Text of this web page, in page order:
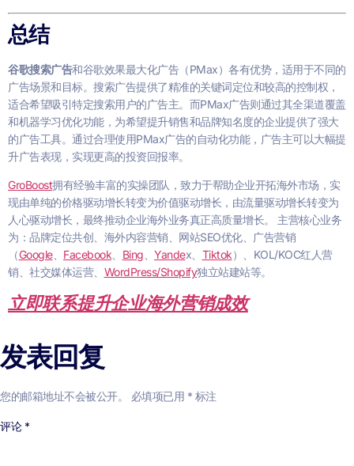
总结
谷歌搜索广告和谷歌效果最大化广告（PMax）各有优势，适用于不同的
广告场景和目标。搜索广告提供了精准的关键词定位和较高的控制权，
适合希望吸引特定搜索用户的广告主。而PMax广告则通过其全渠道覆盖
和机器学习优化功能，为希望提升销售和品牌知名度的企业提供了强大
的广告工具。通过合理使用PMax广告的自动化功能，广告主可以大幅提
升广告表现，实现更高的投资回报率。
GroBoost拥有经验丰富的实操团队，致力于帮助企业开拓海外市场，实
现由单纯的价格驱动增长转变为价值驱动增长，由流量驱动增长转变为
人心驱动增长，最终推动企业海外业务真正高质量增长。 主营核心业务
为：品牌定位共创、海外内容营销、网站SEO优化、广告营销
（Google、 Facebook Bing Yandex、 Tiktok）、KOL/KOC红人营
销、社交媒体运营、 WordPress/Shopify独立站建站等。
立即联系提升企业海外营销成效
发表回复
您的邮箱地址不会被公开。 必填项已用 * 标注
评论 *